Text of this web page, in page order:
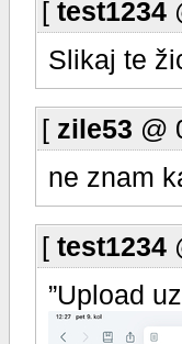
[ test1234
Slikaj te
[ zile53 @
ne znam
[ test1234
”Upload